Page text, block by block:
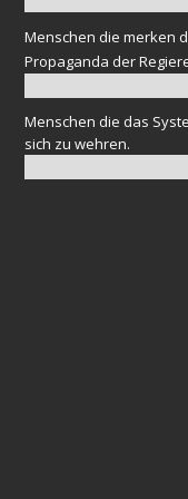
Menschen die merken
Propaganda der
Menschen die das
sich zu wehren.